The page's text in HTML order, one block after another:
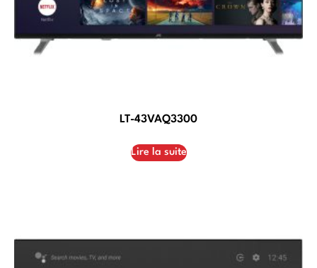
LT-43VAQ3300
Lire la suite